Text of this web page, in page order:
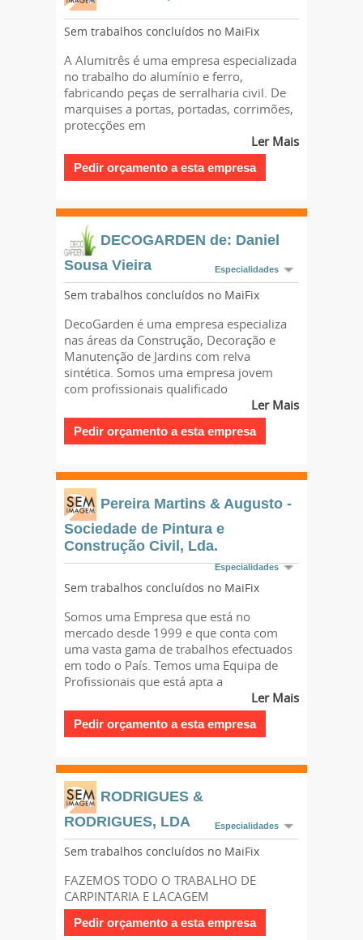
Sem trabalhos concluídos no MaiFix
A Alumitrês é uma empresa especializada
no trabalho do alumínio e ferro,
fabricando peças de serralharia civil. De
marquises a portas, portadas, corrimões,
protecções em
Ler Mais
DECOGARDEN de: Daniel
Sousa Vieira
Especialidades
Sem trabalhos concluídos no MaiFix
DecoGarden é uma empresa especializa
nas áreas da Construção, Decoração e
Manutenção de Jardins com relva
sintética. Somos uma empresa jovem
com profissionais qualificado
Ler Mais
Pereira Martins & Augusto -
Sociedade de Pintura e
Construção Civil, Lda.
Especialidades
Sem trabalhos concluídos no MaiFix
Somos uma Empresa que está no
mercado desde 1999 e que conta com
uma vasta gama de trabalhos efectuados
em todo o País. Temos uma Equipa de
Profissionais que está apta a
Ler Mais
RODRIGUES &
RODRIGUES, LDA
Especialidades
Sem trabalhos concluídos no MaiFix
FAZEMOS TODO O TRABALHO DE
CARPINTARIA E LACAGEM